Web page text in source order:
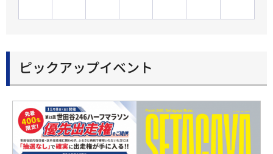
ピックアップイベント